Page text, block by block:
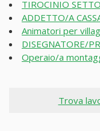
TIROCINIO
ADDETTO/A
Animatori per
DISEGNATORE/
Operaio/a
Trova